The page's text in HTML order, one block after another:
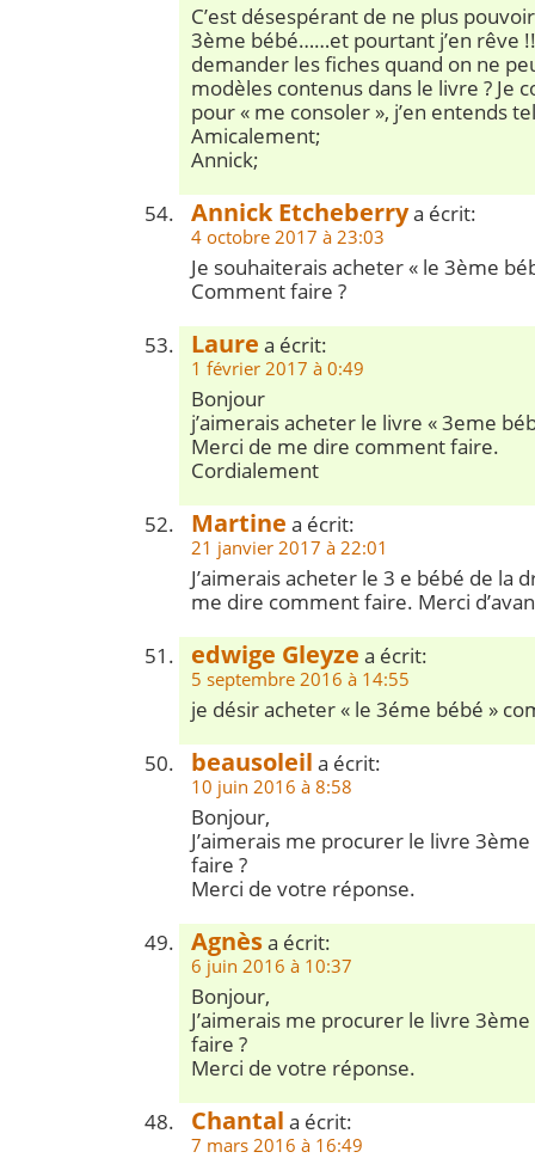
C’est désespérant de ne plus
3ème bébé……et pourtant j’en rêve
demander les fiches quand on ne
modèles contenus dans le livre ? Je
pour « me consoler », j’en entends
Amicalement;
Annick;
Annick Etcheberrya écrit:
4 octobre 2017 à 23:03
Je souhaiterais acheter « le 3ème
Comment faire ?
Laure a écrit:
1 février 2017 à 0:49
Bonjour
j’aimerais acheter le livre « 3eme
Merci de me dire comment faire.
Cordialement
Martine a écrit:
21 janvier 2017 à 22:01
J’aimerais acheter le 3 e bébé de la
me dire comment faire. Merci
edwige Gleyze a écrit:
5 septembre 2016 à 14:55
je désir acheter « le 3éme bébé »
beausoleil a écrit:
10 juin 2016 à 8:58
Bonjour,
J’aimerais me procurer le livre
faire ?
Merci de votre réponse.
Agnèsa écrit:
6 juin 2016 à 10:37
Bonjour,
J’aimerais me procurer le livre
faire ?
Merci de votre réponse.
Chantal a écrit:
7 mars 2016 à 16:49